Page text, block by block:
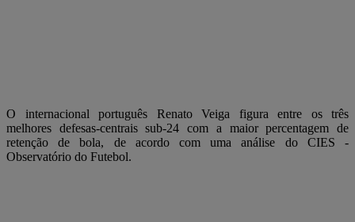
O internacional português Renato Veiga figura entre os três
melhores defesas-centrais sub-24 com a maior percentagem de
retenção de bola, de acordo com uma análise do CIES -
Observatório do Futebol.